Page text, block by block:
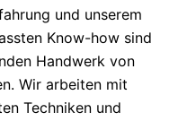
und unserem
Know-how sind
Handwerk von
Wir arbeiten mit
Techniken und